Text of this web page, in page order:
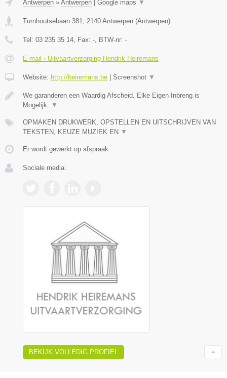
Antwerpen » Antwerpen Google maps ▼
Turnhoutsebaan 381 2140 Antwerpen (Antwerpen)
Tel: 03 235 35 14 , Fax: - , BTW-nr: -
E-mail › Uitvaartverzorging Hendrik Heiremans
Website: http://heiremans.be Screenshot ▼
We garanderen een Waardig Afscheid. Elke Eigen Inbreng is
Mogelijk.
▼
OPMAKEN DRUKWERK, OPSTELLEN EN UITSCHRIJVEN VAN
TEKSTEN, KEUZE MUZIEK EN ▼
Er wordt gewerkt op afspraak.
Sociale media:
BEKIJK VOLLEDIG PROFIEL